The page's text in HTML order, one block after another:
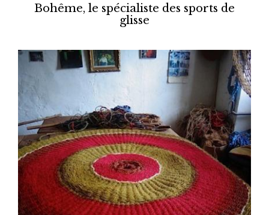
Bohême, le spécialiste des sports de
glisse